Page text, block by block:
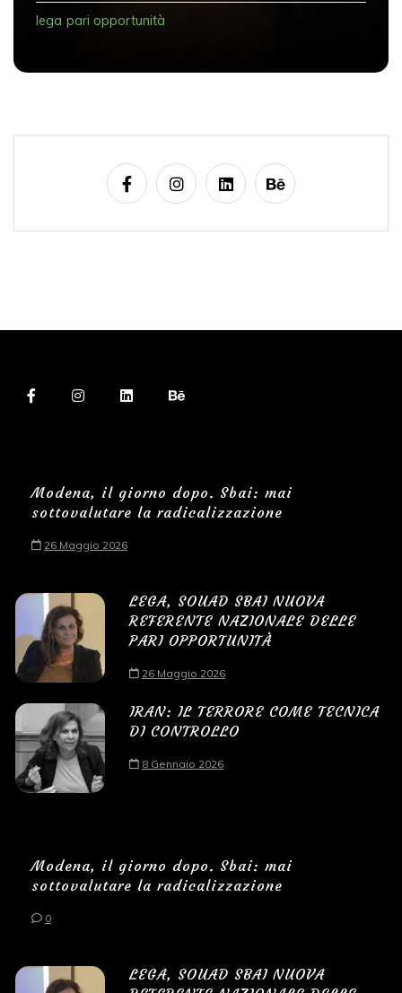
lega pari opportunità
Modena, il giorno dopo. Sbai: mai
sottovalutare la radicalizzazione
26 Maggio 2026
LEGA, SOUAD SBAI NUOVA
REFERENTE NAZIONALE DELLE
PARI OPPORTUNITÀ
26 Maggio 2026
IRAN: IL TERRORE COME TECNICA
DI CONTROLLO
8 Gennaio 2026
Modena, il giorno dopo. Sbai: mai
sottovalutare la radicalizzazione
0
LEGA, SOUAD SBAI NUOVA